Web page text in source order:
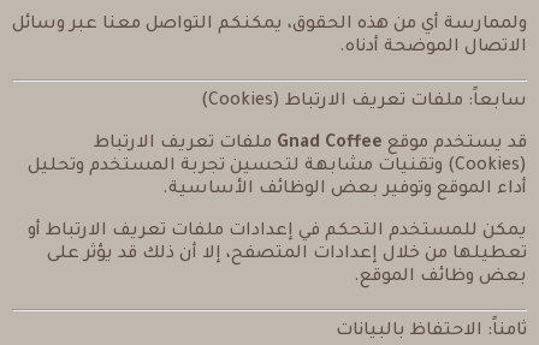
ولممارسة أي من هذه الحقوق، يمكنكم التواصل معنا عبر وسائل
الاتصال الموضحة أدناه.
سابعاً: ملفات تعريف الارتباط (Cookies)
قد يستخدم موقع Gnad Coffee ملفات تعريف الارتباط
(Cookies) وتقنيات مشابهة لتحسين تجربة المستخدم وتحليل
أداء الموقع وتوفير بعض الوظائف الأساسية.
يمكن للمستخدم التحكم في إعدادات ملفات تعريف الارتباط أو
تعطيلها من خلال إعدادات المتصفح، إلا أن ذلك قد يؤثر على
بعض وظائف الموقع.
ثامناً: الاحتفاظ بالبيانات